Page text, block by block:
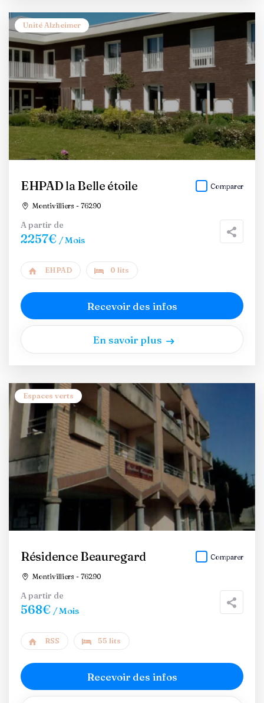
Unité Alzheimer
EHPAD la Belle étoile
Montivilliers - 76290
Comparer
A partir de
2257€ / Mois
EHPAD 0 lits
Recevoir des infos
En savoir plus
Espaces verts
Résidence Beauregard
Montivilliers - 76290
Comparer
A partir de
568€ / Mois
RSS 55 lits
Recevoir des infos